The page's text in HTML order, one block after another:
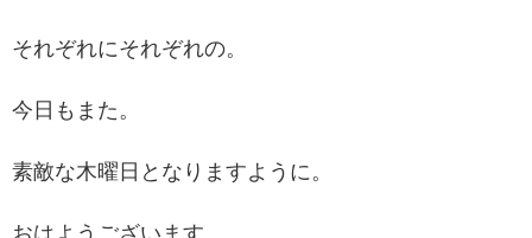
それぞれにそれぞれの。
今日もまた。
素敵な木曜日となりますように。
おはようございます。